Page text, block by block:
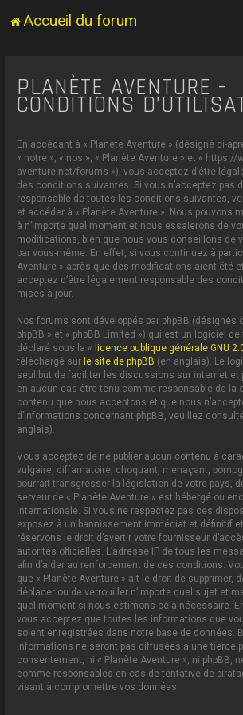
Accueil du forum
PLANÈTE AVENTURE -
CONDITIONS
En accédant à « Planète Aventure » (désigné ci-
« notre », « nos », « Planète Aventure » et « https://
aventure.net/forums »), vous acceptez d’être
des conditions suivantes. Si vous n’acceptez pas
responsable de toutes les conditions suivantes,
et accéder à « Planète Aventure ». Nous pouvons
à n’importe quel moment et nous essaierons de
modifications, bien que nous vous conseillons de
par vous-même. En effet, si vous continuez à
Aventure » après que des modifications aient été
acceptez d’être légalement responsable des
mises à jour.
Nos forums sont développés par phpBB (désignés
phpBB » et « phpBB Limited ») qui est un logiciel
déclaré sous la « licence publique générale GNU
téléchargé sur le site de phpBB (en anglais). Le
seul but de faciliter les discussions sur internet et
en aucun cas être tenu comme responsable de la
contenu que nous acceptons et que nous
d’informations concernant phpBB, veuillez
anglais).
Vous acceptez de ne publier aucun contenu à
vulgaire, diffamatoire, choquant, menaçant,
pourrait transgresser la législation de votre pays,
serveur de « Planète Aventure » est hébergé ou
internationale. Si vous ne respectez pas ces
exposez à un bannissement immédiat et définitif
réservons le droit d’avertir votre fournisseur
autorités officielles. L’adresse IP de tous les
afin d’aider au renforcement de ces conditions.
que « Planète Aventure » ait le droit de supprimer,
déplacer ou de verrouiller n’importe quel sujet et
quel moment si nous estimons cela nécessaire.
vous acceptez que toutes les informations que
soient enregistrées dans notre base de données.
informations ne seront pas diffusées à une tierce
consentement, ni « Planète Aventure », ni phpBB,
comme responsables en cas de tentative de
visant à compromettre vos données.